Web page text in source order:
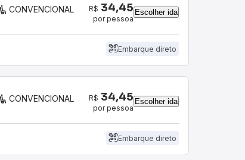
CONVENCIONAL R$ 34,45
por pessoa
Escolher ida
Embarque direto
CONVENCIONAL R$ 34,45
por pessoa
Escolher ida
Embarque direto